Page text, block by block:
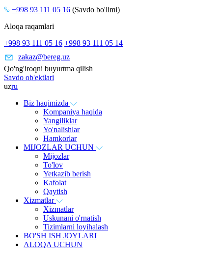
+998 93 111 05 16 (Savdo bo'limi)
Aloqa raqamlari
+998 93 111 05 16 +998 93 111 05 14
zakaz@bereg.uz
Qo'ng'iroqni buyurtma qilish
Savdo ob'ektlari
uzru
Biz haqimizda
Kompaniya haqida
Yangiliklar
Yo'nalishlar
Hamkorlar
MIJOZLAR UCHUN
Mijozlar
To'lov
Yetkazib berish
Kafolat
Qaytish
Xizmatlar
Xizmatlar
Uskunani o'rnatish
Tizimlarni loyihalash
BO'SH ISH JOYLARI
ALOQA UCHUN